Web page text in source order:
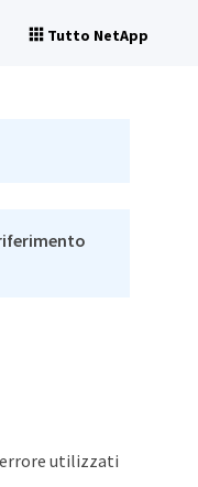
Tutto NetApp
errore utilizzati